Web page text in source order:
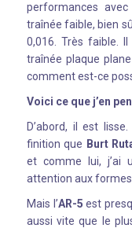
performances
traînée faible, bien
0,016. Très faible.
traînée plaque
comment est-ce
Voici ce que j’en
D’abord, il est
finition que Burt
et comme lui, j’ai
attention aux
Mais l’AR-5 est
aussi vite que le